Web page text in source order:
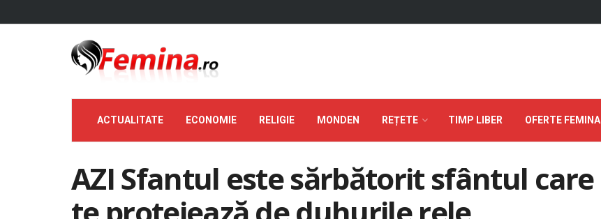
ACTUALITATE ECONOMIE RELIGIE MONDEN REȚETE TIMP LIBER OFERTE FEMINA
AZI Sfantul este sărbătorit sfântul care